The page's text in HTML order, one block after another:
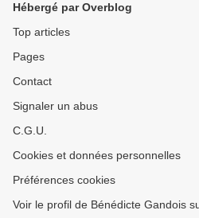
Hébergé par Overblog
Top articles
Pages
Contact
Signaler un abus
C.G.U.
Cookies et données personnelles
Préférences cookies
Voir le profil de Bénédicte Gandois